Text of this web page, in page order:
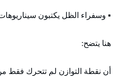
▪️ وسفراء الظل يكتبون
هنا يتضح:
أن نقطة التوازن لم تتحرك فقط